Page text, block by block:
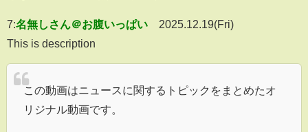
7:名無しさん＠お腹いっぱい
2025.12.19(Fri)
This is description
この動画はニュースに関するトピックをまとめたオ
リジナル動画です。